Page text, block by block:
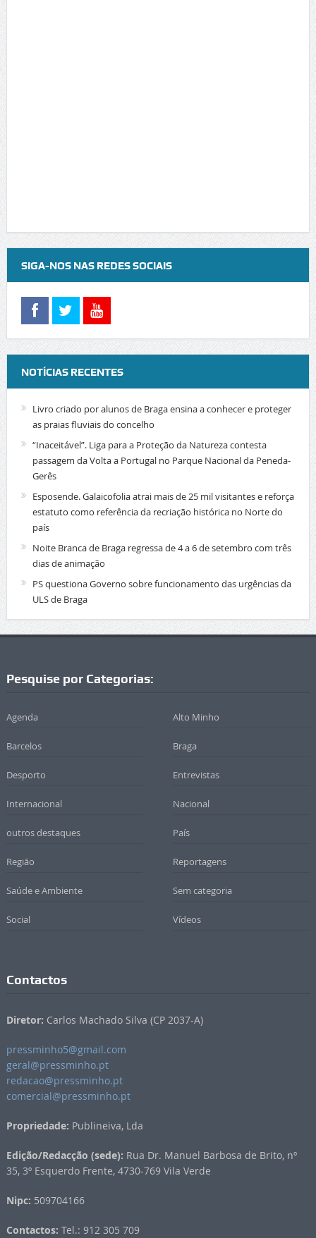
SIGA-NOS NAS REDES SOCIAIS
NOTÍCIAS RECENTES
Livro criado por alunos de Braga ensina a conhecer e proteger
as praias fluviais do concelho
“Inaceitável”. Liga para a Proteção da Natureza contesta
passagem da Volta a Portugal no Parque Nacional da Peneda-
Gerês
Esposende. Galaicofolia atrai mais de 25 mil visitantes e reforça
estatuto como referência da recriação histórica no Norte do
país
Noite Branca de Braga regressa de 4 a 6 de setembro com três
dias de animação
PS questiona Governo sobre funcionamento das urgências da
ULS de Braga
Pesquise por Categorias:
Agenda Alto Minho
Barcelos Braga
Desporto Entrevistas
Internacional Nacional
outros destaques País
Região Reportagens
Saúde e Ambiente Sem categoria
Social Vídeos
Contactos
Diretor: Carlos Machado Silva (CP 2037-A)
pressminho5@gmail.com
geral@pressminho.pt
redacao@pressminho.pt
comercial@pressminho.pt
Propriedade: Publineiva, Lda
Edição/Redacção (sede): Rua Dr. Manuel Barbosa de Brito, nº
35, 3º Esquerdo Frente, 4730-769 Vila Verde
Nipc: 509704166
Contactos: Tel.: 912 305 709